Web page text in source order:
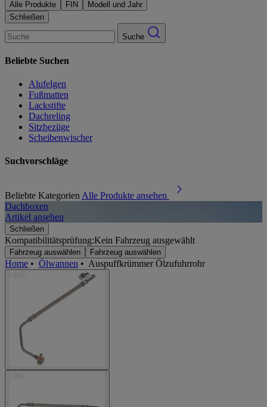
Alle Produkte FIN
Modell und Jahr
Schließen
Suche
Beliebte Suchen
Alufelgen
Fußmatten
Lackstifte
Dachreling
Sitzbezüge
Scheibenwischer
Suchvorschläge
Beliebte Kategorien Alle Produkte ansehen
Dachboxen
Artikel ansehen
Schließen
Kompatibilitätsprüfung:Kein Fahrzeug ausgewählt
Fahrzeug auswählen Fahrzeug auswählen
Home • Ölwannen • Auspuffkrümmer Ölzufuhrrohr